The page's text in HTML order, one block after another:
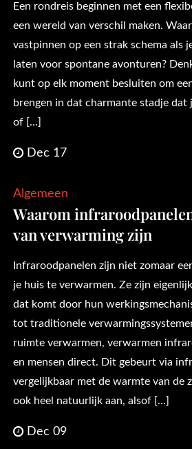
Een rondreis beginnen met een
een wereld van verschil maken.
vastpinnen op een strak schema als
laten voor spontane avonturen?
kunt op elk moment besluiten om
brengen in dat charmante stadje
of […]
Dec 17
Algemeen
Waarom
van verwarming zijn
Infraroodpanelen zijn niet zomaar
je huis te verwarmen. Ze zijn
dat komt door hun
tot traditionele
ruimte verwarmen, verwarmen
en mensen direct. Dit gebeurt via
vergelijkbaar met de warmte van de
ook heel natuurlijk aan, alsof […]
Dec 09